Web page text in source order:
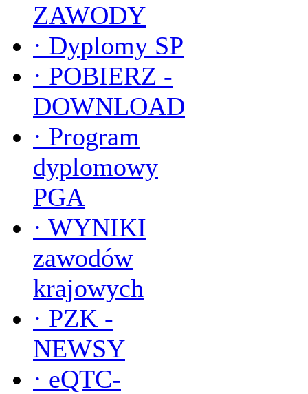
ZAWODY
· Dyplomy SP
· POBIERZ -
DOWNLOAD
· Program
dyplomowy
PGA
· WYNIKI
zawodów
krajowych
· PZK -
NEWSY
· eQTC-